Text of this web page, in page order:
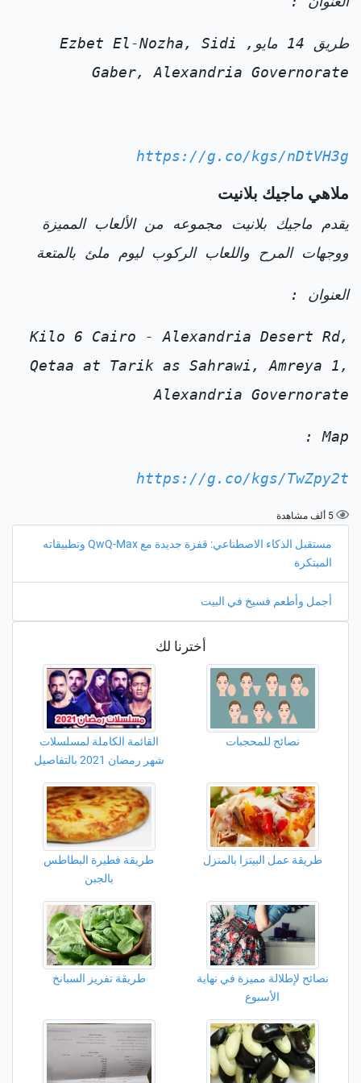
طريق 14 مايو, Ezbet El-Nozha, Sidi
Gaber, Alexandria Governorate
https://g.co/kgs/nDtVH3g
ملاهي ماجيك بلانيت
يقدم ماجيك بلانيت مجموعه من الألعاب المميزة
ووجهات المرح واللعاب الركوب ليوم ملئ بالمتعة
العنوان :
Kilo 6 Cairo - Alexandria Desert Rd,
Qetaa at Tarik as Sahrawi, Amreya 1,
Alexandria Governorate
Map :
https://g.co/kgs/TwZpy2t
5 ألف مشاهدة
مستقبل الذكاء الاصطناعي: قفزة جديدة مع QwQ-Max وتطبيقاته
المبتكرة
أجمل وأطعم فسيخ في البيت
أخترنا لك
نصائح للمحجبات
القائمة الكاملة لمسلسلات
شهر رمضان 2021 بالتفاصيل
طريقة عمل البيتزا بالمنزل
طريقة فطيرة البطاطس
بالجبن
نصائح لإطلالة مميزة في نهاية
الأسبوع
طريقة تفريز السبانخ